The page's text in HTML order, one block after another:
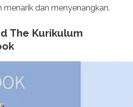
dan menyenangkan.
The Kurikulum